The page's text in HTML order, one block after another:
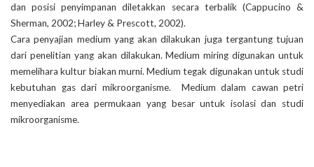
dan posisi penyimpanan diletakkan secara terbalik (Cappucino &
Sherman, 2002; Harley & Prescott, 2002).
Cara penyajian medium yang akan dilakukan juga tergantung tujuan
dari penelitian yang akan dilakukan. Medium miring digunakan untuk
memelihara kultur biakan murni. Medium tegak digunakan untuk studi
kebutuhan gas dari mikroorganisme. Medium dalam cawan petri
menyediakan area permukaan yang besar untuk isolasi dan studi
mikroorganisme.